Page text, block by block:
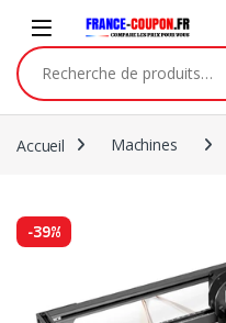
Accueil Machines
-39%